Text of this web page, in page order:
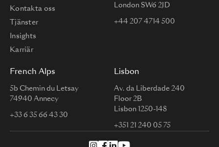
Kontakta oss
Tjänster
Insights
Karriär
London SW6 2JD
+44 207 4714 500
French Alps
5b Chemin du Letsay
74940 Annecy
+33 6 35 66 43 30
Lisbon
Av. da Liberdade 240
Floor 2B
Lisbon 1250-148
+351 21 240 05 75